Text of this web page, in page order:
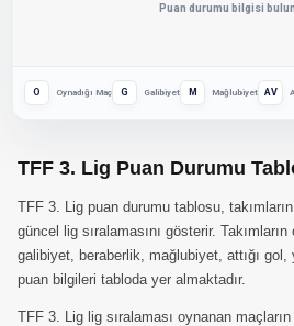
Puan durumu bilgisi
O Oynadığı Maç G Galibiyet M Mağlubiyet AV
TFF 3. Lig Puan Durumu
TFF 3. Lig puan durumu tablosu,
güncel lig sıralamasını gösterir. Takımların
galibiyet, beraberlik, mağlubiyet, attığı
puan bilgileri tabloda yer almaktadır.
TFF 3. Lig lig sıralaması oynanan